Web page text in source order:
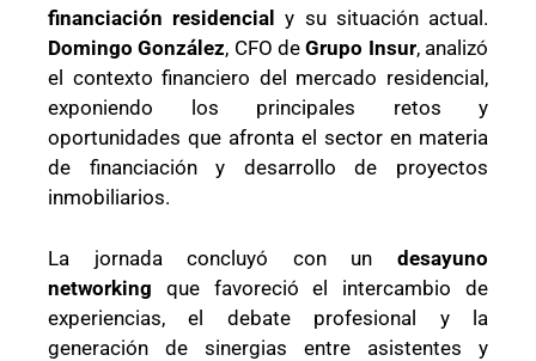
financiación residencial
y su situación actual.
Domingo González, CFO deGrupo Insur, analizó
el contexto financiero del mercado residencial,
exponiendo los principales retos y
oportunidades que afronta el sector en materia
de financiación y desarrollo de proyectos
inmobiliarios.
La jornada concluyó con un desayuno
networking que favoreció el intercambio de
experiencias, el debate profesional y la
generación de sinergias entre asistentes y